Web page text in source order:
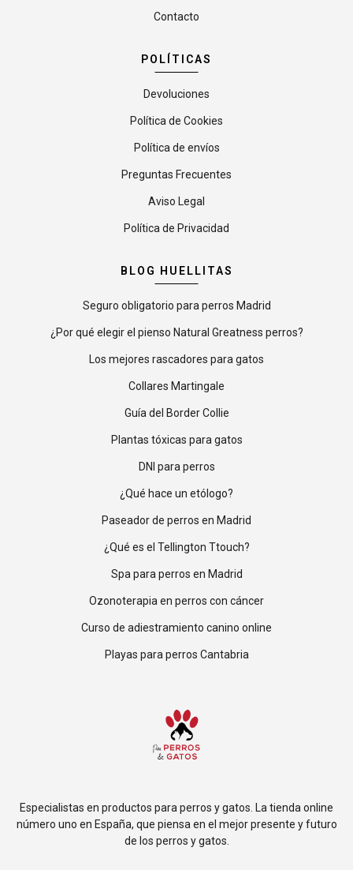
Contacto
POLÍTICAS
Devoluciones
Política de Cookies
Política de envíos
Preguntas Frecuentes
Aviso Legal
Política de Privacidad
BLOG HUELLITAS
Seguro obligatorio para perros Madrid
¿Por qué elegir el pienso Natural Greatness perros?
Los mejores rascadores para gatos
Collares Martingale
Guía del Border Collie
Plantas tóxicas para gatos
DNI para perros
¿Qué hace un etólogo?
Paseador de perros en Madrid
¿Qué es el Tellington Ttouch?
Spa para perros en Madrid
Ozonoterapia en perros con cáncer
Curso de adiestramiento canino online
Playas para perros Cantabria
Especialistas en productos para perros y gatos. La tienda online
número uno en España, que piensa en el mejor presente y futuro
de los perros y gatos.